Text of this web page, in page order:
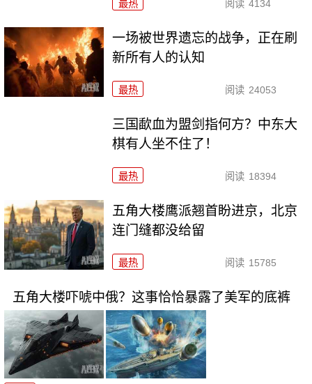
最热 阅读 4134
一场被世界遗忘的战争，正在刷
新所有人的认知
最热 阅读 24053
三国歃血为盟剑指何方？中东大
棋有人坐不住了！
最热 阅读 18394
五角大楼鹰派翘首盼进京，北京
连门缝都没给留
最热 阅读 15785
五角大楼吓唬中俄？这事恰恰暴露了美军的底裤